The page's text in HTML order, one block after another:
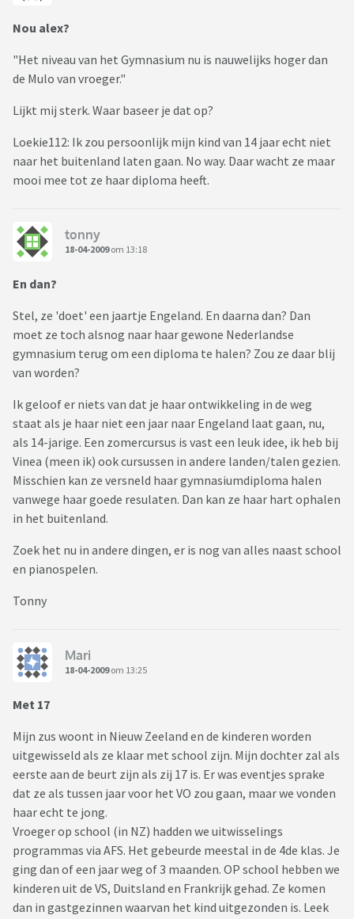
Nou alex?
"Het niveau van het Gymnasium nu is nauwelijks hoger dan
de Mulo van vroeger."
Lijkt mij sterk. Waar baseer je dat op?
Loekie112: Ik zou persoonlijk mijn kind van 14 jaar echt niet
naar het buitenland laten gaan. No way. Daar wacht ze maar
mooi mee tot ze haar diploma heeft.
tonny
18-04-2009om 13:18
En dan?
Stel, ze 'doet' een jaartje Engeland. En daarna dan? Dan
moet ze toch alsnog naar haar gewone Nederlandse
gymnasium terug om een diploma te halen? Zou ze daar blij
van worden?
Ik geloof er niets van dat je haar ontwikkeling in de weg
staat als je haar niet een jaar naar Engeland laat gaan, nu,
als 14-jarige. Een zomercursus is vast een leuk idee, ik heb bij
Vinea (meen ik) ook cursussen in andere landen/talen gezien.
Misschien kan ze versneld haar gymnasiumdiploma halen
vanwege haar goede resulaten. Dan kan ze haar hart ophalen
in het buitenland.
Zoek het nu in andere dingen, er is nog van alles naast school
en pianospelen.
Tonny
Mari
18-04-2009om 13:25
Met 17
Mijn zus woont in Nieuw Zeeland en de kinderen worden
uitgewisseld als ze klaar met school zijn. Mijn dochter zal als
eerste aan de beurt zijn als zij 17 is. Er was eventjes sprake
dat ze als tussen jaar voor het VO zou gaan, maar we vonden
haar echt te jong.
Vroeger op school (in NZ) hadden we uitwisselings
programmas via AFS. Het gebeurde meestal in de 4de klas. Je
ging dan of een jaar weg of 3 maanden. OP school hebben we
kinderen uit de VS, Duitsland en Frankrijk gehad. Ze komen
dan in gastgezinnen waarvan het kind uitgezonden is. Leek